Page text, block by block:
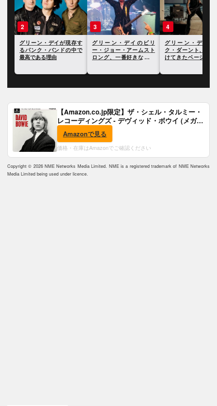
が現存す
ドの中で
3
グリーン・デイのビリ
ー・ジョー・アームスト
ロング、一番好きな自身
4
グリーン・デイのマイ
ク・ダーント、影響を受
けてきたベーシストにつ
5
グリーン・
リカで行っ
でイーロン
【Amazon.co.jp限定】ザ・シェル・タルミー・
レコーディングズ - デヴィッド・ボウイ (メガジ
ャケ付)
Amazonで見る
価格・在庫はAmazonでご確認ください
Copyright © 2026 NME Networks Media Limited. NME is a registered trademark of NME Networks
Media Limited being used under licence.